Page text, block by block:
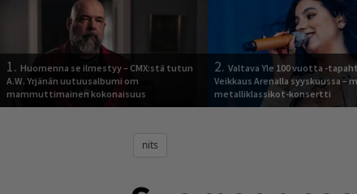
1. Huomenna se ilmestyy – CMX:stä tutun
A.W. Yrjänän uutuusalbumi om
mammuttimainen kokonaisuus
2. Valtava Yle 100 vuotta -
Veikkaus Arenalla syyskuussa –
metalliklassikot-konsertti
nits